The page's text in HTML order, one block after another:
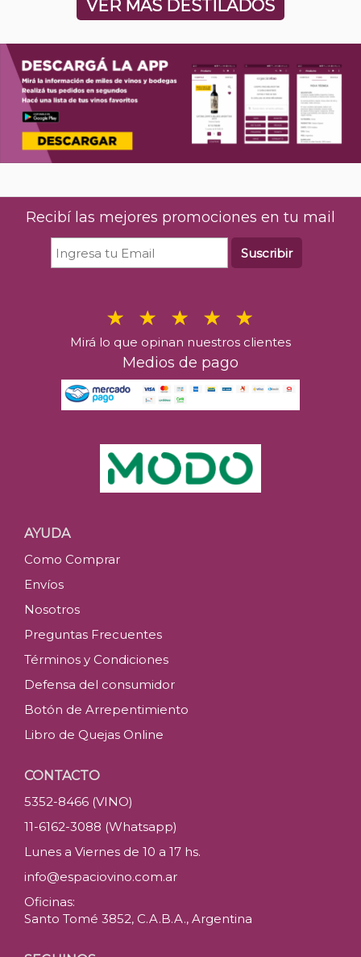
VER MÁS DESTILADOS
Recibí las mejores promociones en tu mail
Suscribir
Mirá lo que opinan nuestros clientes
Medios de pago
AYUDA
Como Comprar
Envíos
Nosotros
Preguntas Frecuentes
Términos y Condiciones
Defensa del consumidor
Botón de Arrepentimiento
Libro de Quejas Online
CONTACTO
5352-8466 (VINO)
11-6162-3088 (Whatsapp)
Lunes a Viernes de 10 a 17 hs.
info@espaciovino.com.ar
Oficinas:
Santo Tomé 3852, C.A.B.A., Argentina